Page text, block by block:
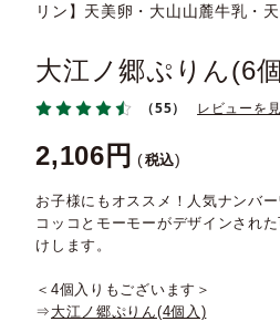
リン】天美卵・大山山麓牛乳・
大江ノ郷ぷりん(6
（55） レビューを
2,106 税込
お子様にもオススメ！人気ナンバ
コッコとモーモーがデザインされ
けします。
＜4個入りもございます＞
⇒ 大江ノ郷ぷりん(4個入)